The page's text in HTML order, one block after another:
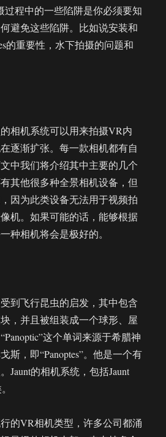
过程中的一些陷阱是你必须要知
避免这些陷阱。比如说安装和
的重要性，水下拍摄的问题和
相机系统可以用来拍摄VR内
逐渐扩张。每一款相机都有自
中我们将介绍其中主要的几个
其他很多种全景相机设备，但
因为此类设备无法用于视频拍
机。如果可能的话，能够根据
种相机将会是极好的。
到飞行昆虫的启发，其中包含
，并且被组装成一个球形、屋
这个单词来源于希腊神
斯，即“Panoptes”。他是一个有
Jaunt的相机系统，包括Jaunt
的VR相机类型，许多公司都涌